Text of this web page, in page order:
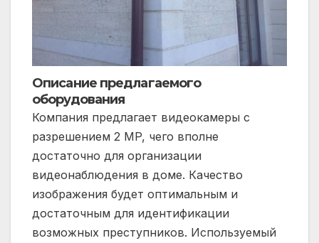
Описание предлагаемого
оборудования
Компания предлагает видеокамеры с
разрешением 2 MP, чего вполне
достаточно для организации
видеонаблюдения в доме. Качество
изображения будет оптимальным и
достаточным для идентификации
возможных преступников. Используемый